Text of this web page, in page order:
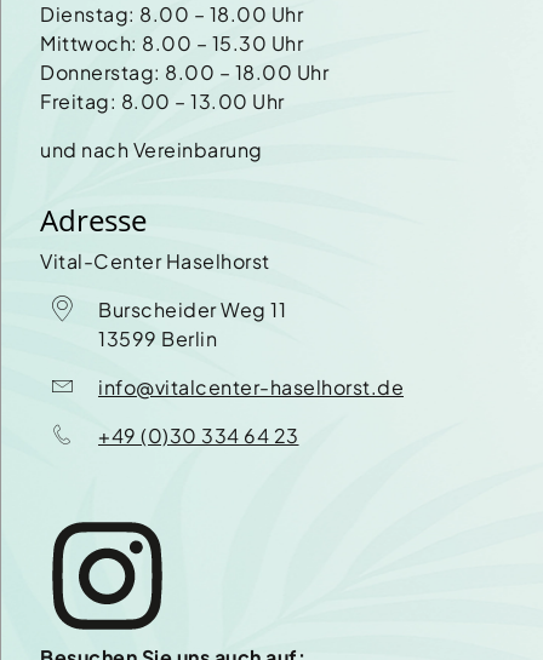
Dienstag: 8.00 – 18.00 Uhr
Mittwoch: 8.00 – 15.30 Uhr
Donnerstag: 8.00 – 18.00 Uhr
Freitag: 8.00 – 13.00 Uhr
und nach Vereinbarung
Adresse
Vital-Center Haselhorst
Burscheider Weg 11
13599 Berlin
info@vitalcenter-haselhorst.de
+49 (0)30 334 64 23